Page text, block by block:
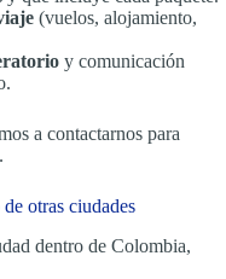
(vuelos, alojamiento,
y comunicación
a contactarnos para
otras ciudades
dentro de Colombia,